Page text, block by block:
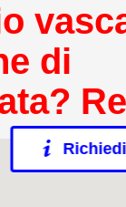
di